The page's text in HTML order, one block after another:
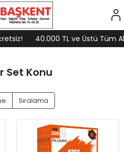
40.000 TL ve Üstü Tüm
Set Konu
Sıralama